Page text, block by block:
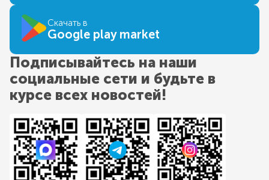
Скачать в
Google play market
Подписывайтесь на наши
социальные сети и будьте в
курсе всех новостей!